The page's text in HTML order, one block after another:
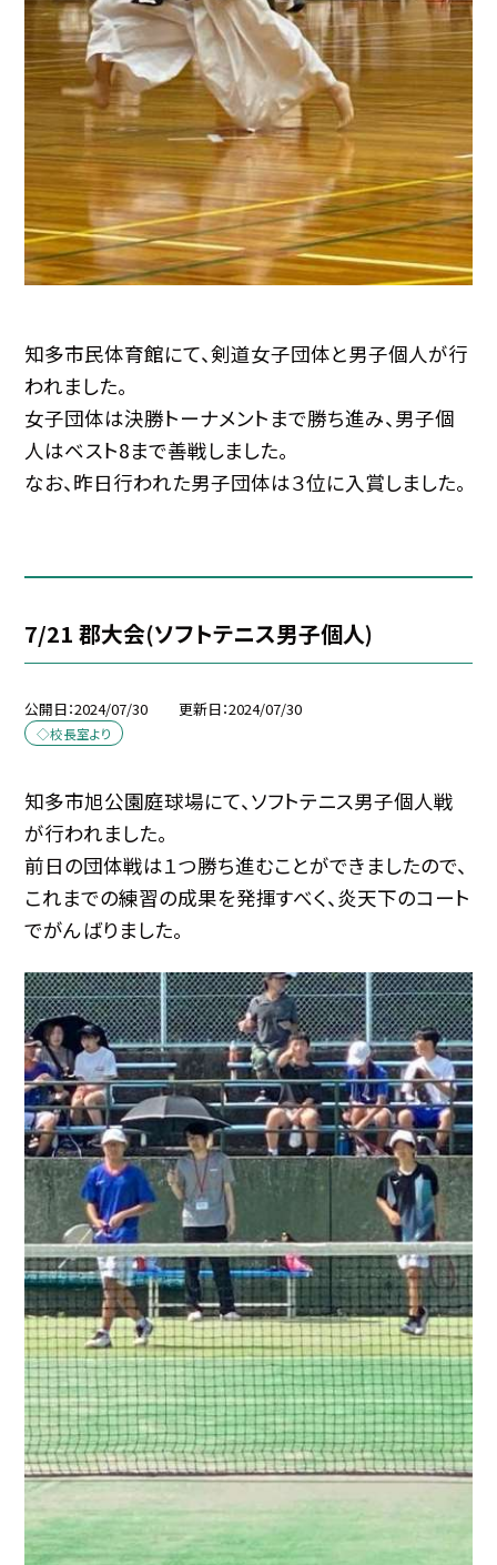
知多市民体育館にて、剣道女子団体と男子個人が行
われました。
女子団体は決勝トーナメントまで勝ち進み、男子個
人はベスト8まで善戦しました。
なお、昨日行われた男子団体は３位に入賞しました。
7/21 郡大会(ソフトテニス男子個人)
公開日 2024/07/30 更新日 2024/07/30
◇校長室より
知多市旭公園庭球場にて、ソフトテニス男子個人戦
が行われました。
前日の団体戦は１つ勝ち進むことができましたので、
これまでの練習の成果を発揮すべく、炎天下のコート
でがんばりました。